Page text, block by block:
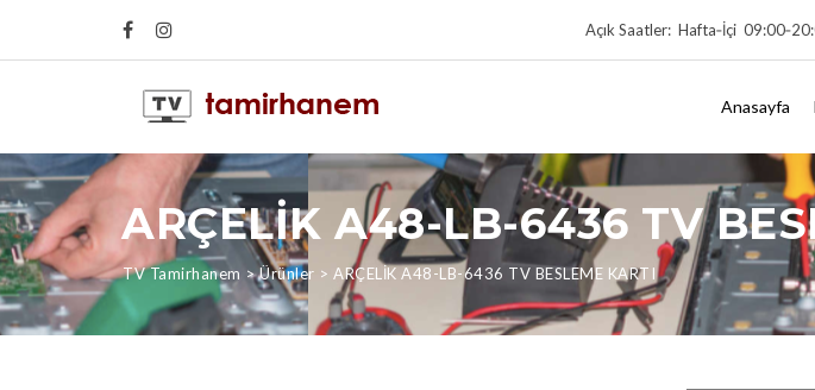
Açık Saatler: Hafta‑İçi
Anasayfa
ARÇELİK A48-LB-6436 TV
TV Tamirhanem >Ürünler > ARÇELİK A48-LB-6436 TV BESLEME KARTI